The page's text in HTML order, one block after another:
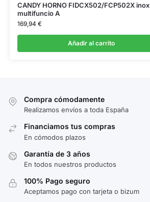
CANDY HORNO FIDCX502/FCP502X inox
multifuncio A
169,94 €
Añadir al carrito
Compra cómodamente
Realizamos envíos a toda España
Financiamos tus compras
En cómodos plazos
Garantía de 3 años
En todos nuestros productos
100% Pago seguro
Aceptamos pago con tarjeta o bizum